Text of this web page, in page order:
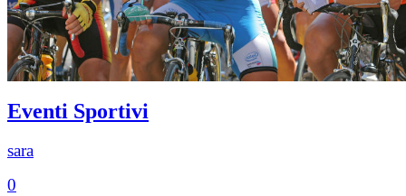
Eventi Sportivi
sara
0